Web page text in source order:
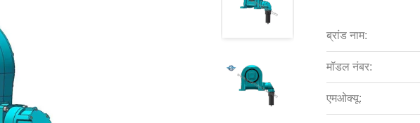
ब्रांड नाम:
मॉडल नंबर:
एमओक्यू: